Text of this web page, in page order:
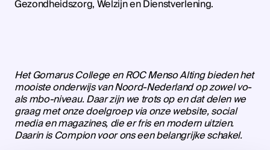
Gezondheidszorg, Welzijn en Dienstverlening.
Het Gomarus College en ROC Menso Alting bieden het
mooiste onderwijs van Noord-Nederland op zowel vo-
als mbo-niveau. Daar zijn we trots op en dat delen we
graag met onze doelgroep via onze website, social
media en magazines, die er fris en modern uitzien.
Daarin is Compion voor ons een belangrijke schakel.